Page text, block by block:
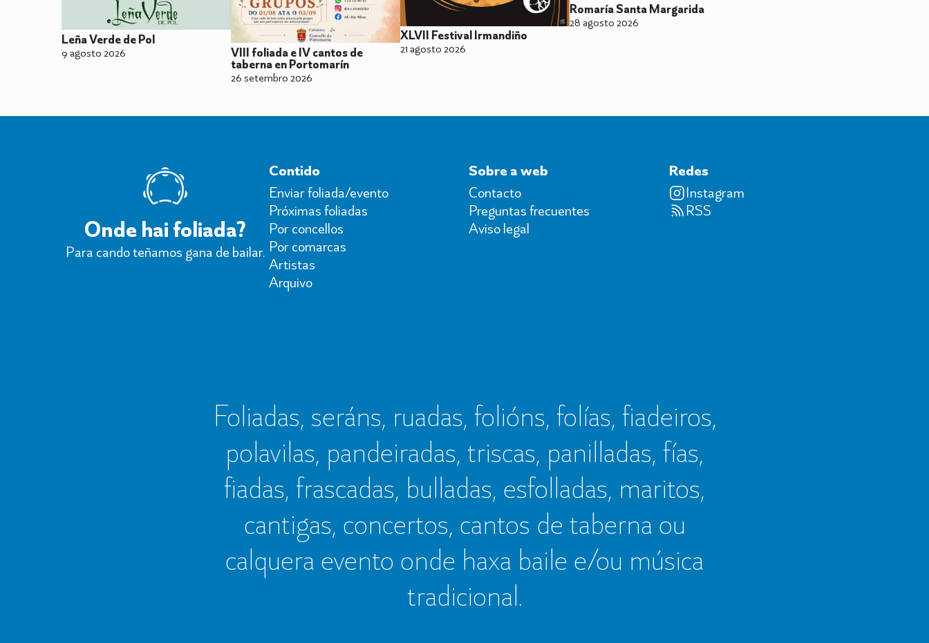
Leña Verde de Pol
9 agosto 2026
VIII foliada e IV cantos de
taberna en Portomarín
26 setembro 2026
XLVII Festival Irmandiño
21 agosto 2026
Romaría Santa Margarida
28 agosto 2026
Onde hai foliada?
Para cando teñamos gana de bailar.
Contido
Enviar foliada/evento
Próximas foliadas
Por concellos
Por comarcas
Artistas
Arquivo
Sobre a web
Contacto
Preguntas frecuentes
Aviso legal
Redes
Instagram
RSS
Foliadas, seráns, ruadas, folións, folías, fiadeiros,
polavilas, pandeiradas, triscas, panilladas, fías,
fiadas, frascadas, bulladas, esfolladas, maritos,
cantigas, concertos, cantos de taberna ou
calquera evento onde haxa baile e/ou música
tradicional.